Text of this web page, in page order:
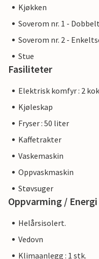
Kjøkken
Soverom nr. 1 -
Soverom nr. 2 -
Stue
Fasiliteter
Elektrisk komfyr : 2
Kjøleskap
Fryser : 50 liter
Kaffetrakter
Vaskemaskin
Oppvaskmaskin
Støvsuger
Oppvarming / Energi
Helårsisolert.
Vedovn
Klimaanlegg : 1 stk.